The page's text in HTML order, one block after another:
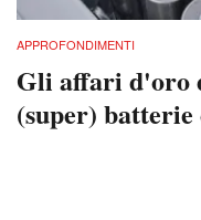
APPROFONDIMENTI
Gli affari d'oro
(super)